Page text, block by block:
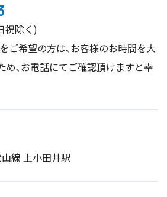
祝除く)
ご希望の方は､お客様のお時間を大
め､お電話にてご確認頂けますと幸
線 上小田井駅